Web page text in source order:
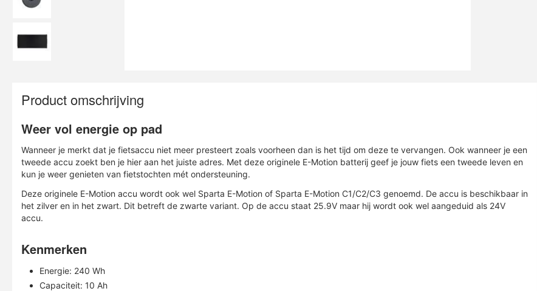
Product omschrijving
Weer vol energie op pad
Wanneer je merkt dat je fietsaccu niet meer presteert zoals voorheen dan is het tijd om deze te vervangen. Ook wanneer je een
tweede accu zoekt ben je hier aan het juiste adres. Met deze originele E-Motion batterij geef je jouw fiets een tweede leven en
kun je weer genieten van fietstochten mét ondersteuning.
Deze originele E-Motion accu wordt ook wel Sparta E-Motion of Sparta E-Motion C1/C2/C3 genoemd. De accu is beschikbaar in
het zilver en in het zwart. Dit betreft de zwarte variant. Op de accu staat 25.9V maar hij wordt ook wel aangeduid als 24V
accu.
Kenmerken
Energie: 240 Wh
Capaciteit: 10 Ah